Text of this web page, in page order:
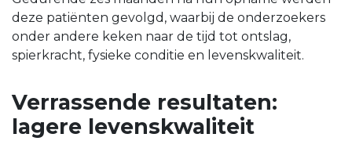
deze patiënten gevolgd, waarbij de onderzoekers
onder andere keken naar de tijd tot ontslag,
spierkracht, fysieke conditie en levenskwaliteit.
Verrassende resultaten:
lagere levenskwaliteit